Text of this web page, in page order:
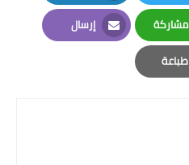
Twitter
LinkedIn
مشاركة
Whatsapp
إرسال
Email
طباعة
Print